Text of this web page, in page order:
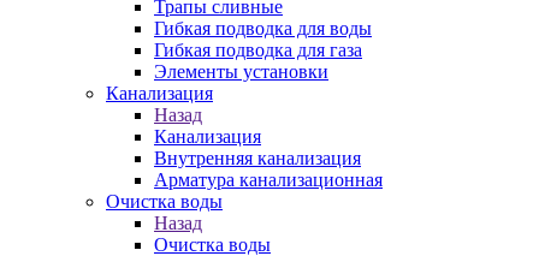
Трапы сливные
Гибкая подводка для воды
Гибкая подводка для газа
Элементы установки
Канализация
Назад
Канализация
Внутренняя канализация
Арматура канализационная
Очистка воды
Назад
Очистка воды